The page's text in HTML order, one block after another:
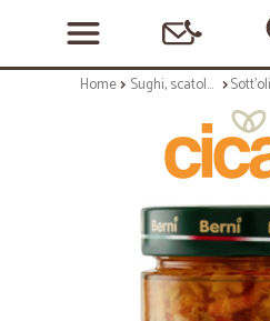
Home Sughi, scatolame e condimenti